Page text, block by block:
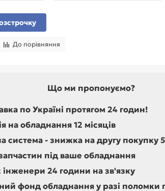
До порівняння
Що ми пропонуємо?
по Україні протягом 24 годин!
на обладнання 12 місяців
система - знижка на другу покупку
під ваше обладнання
інженери 24 години на зв'язку
фонд обладнання у разі поломки